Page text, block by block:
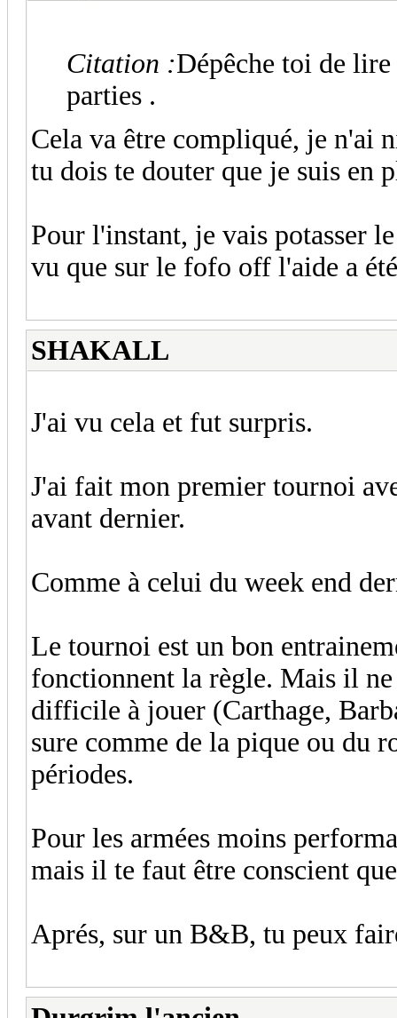
Citation :Dépêche toi de
parties .
Cela va être compliqué, je n'ai
tu dois te douter que je suis en
Pour l'instant, je vais potasser
vu que sur le fofo off l'aide a
SHAKALL
J'ai vu cela et fut surpris.
J'ai fait mon premier tournoi
avant dernier.
Comme à celui du week end
Le tournoi est un bon
fonctionnent la règle. Mais il
difficile à jouer (Carthage,
sure comme de la pique ou du
périodes.
Pour les armées moins
mais il te faut être conscient
Aprés, sur un B&B, tu peux